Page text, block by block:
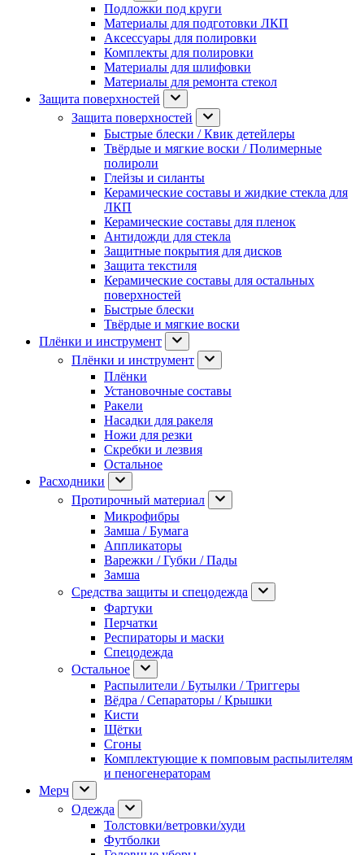
Подложки под круги
Материалы для подготовки ЛКП
Аксессуары для полировки
Комплекты для полировки
Материалы для шлифовки
Материалы для ремонта стекол
Защита поверхностей
Защита поверхностей
Быстрые блески / Квик детейлеры
Твёрдые и мягкие воски / Полимерные
полироли
Глейзы и силанты
Керамические составы и жидкие стекла для
ЛКП
Керамические составы для пленок
Антидожди для стекла
Защитные покрытия для дисков
Защита текстиля
Керамические составы для остальных
поверхностей
Быстрые блески
Твёрдые и мягкие воски
Плёнки и инструмент
Плёнки и инструмент
Плёнки
Установочные составы
Ракели
Насадки для ракеля
Ножи для резки
Скребки и лезвия
Остальное
Расходники
Протирочный материал
Микрофибры
Замша / Бумага
Аппликаторы
Варежки / Губки / Пады
Замша
Средства защиты и спецодежда
Фартуки
Перчатки
Респираторы и маски
Спецодежда
Остальное
Распылители / Бутылки / Триггеры
Вёдра / Сепараторы / Крышки
Кисти
Щётки
Сгоны
Комплектующие к помповым распылителям
и пеногенераторам
Мерч
Одежда
Толстовки/ветровки/худи
Футболки